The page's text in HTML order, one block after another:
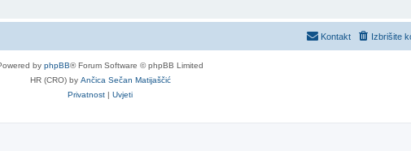
Izbrišite
Kontakt
by phpBB® Forum Software © phpBB Limited
HR (CRO) by Ančica Sečan Matijaščić
Privatnost | Uvjeti